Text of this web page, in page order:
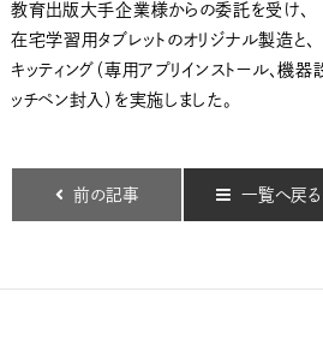
教育出版大手企業様からの委託を受け、
在宅学習用タブレットのオリジナル製造と、
キッティング（専用アプリインストール、機
ッチペン封入）を実施しました。
前の記事 一覧へ戻る